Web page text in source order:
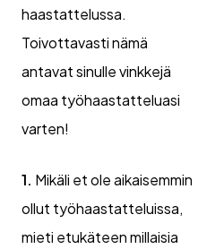
haastattelussa.
Toivottavasti nämä
antavat sinulle vinkkejä
omaa työhaastatteluasi
varten!
1. Mikäli et ole aikaisemmin
ollut työhaastatteluissa,
mieti etukäteen millaisia